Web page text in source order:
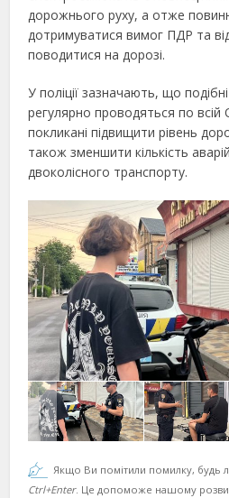
дорожнього руху, а отже
дотримуватися вимог ПДР та
поводитися на дорозі.
У поліції зазначають, що
регулярно проводяться по всій
покликані підвищити рівень
також зменшити кількість
двоколісного транспорту.
Якщо Ви помітили помилку, будь
Ctrl+Enter. Це допоможе нашому